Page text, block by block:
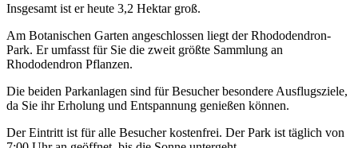
Insgesamt ist er heute 3,2 Hektar groß.
Am Botanischen Garten angeschlossen liegt der Rhododendron-
Park. Er umfasst für Sie die zweit größte Sammlung an
Rhododendron Pflanzen.
Die beiden Parkanlagen sind für Besucher besondere Ausflugsziele,
da Sie ihr Erholung und Entspannung genießen können.
Der Eintritt ist für alle Besucher kostenfrei. Der Park ist täglich von